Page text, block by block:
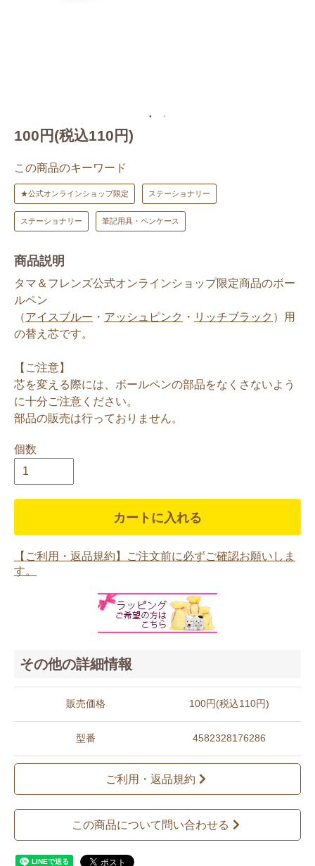
100円(税込110円)
この商品のキーワード
★公式オンラインショップ限定 ステーショナリー
ステーショナリー 筆記用具・ペンケース
商品説明
タマ＆フレンズ公式オンラインショップ限定商品のボー
ルペン
（アイスブルー ・ アッシュピンク ・ リッチブラック ）用
の替え芯です。
【ご注意】
芯を変える際には、ボールペンの部品をなくさないよう
に十分ご注意ください。
部品の販売は行っておりません。
個数
カートに入れる
【ご利用・返品規約】ご注文前に必ずご確認お願いしま
す。
その他の詳細情報
販売価格 100円(税込110円)
型番 4582328176286
ご利用・返品規約
この商品について問い合わせる